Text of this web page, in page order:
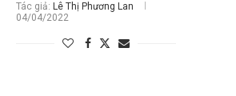
Tác giả: Lê Thị Phương Lan
04/04/2022